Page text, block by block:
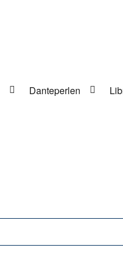
Danteperlen